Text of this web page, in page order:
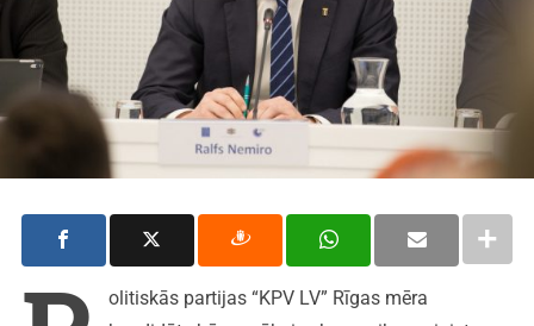
olitiskās partijas “KPV LV” Rīgas mēra